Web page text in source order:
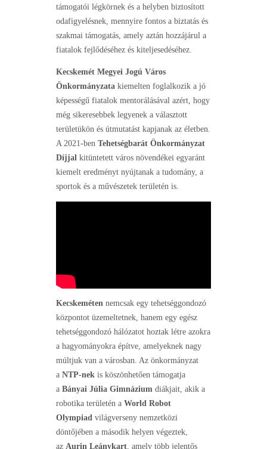
támogatói légkörnek és a helyben biztosított
odafigyelésnek, mennyire fontos a biztatás és
szakmai támogatás, amely aztán hozzájárul a
fiatalok fejlődéséhez és kiteljesedéséhez.
Kecskemét Megyei Jogú Város
Önkormányzata kiemelten foglalkozik a jó
képességű fiatalok mentorálásával azért, hogy
még sikeresebbek legyenek a választott
területükön és útmutatást kapjanak az életben.
A 2021-ben Tehetségbarát Önkormányzat
Díjjal kitüntetett város növendékei egyaránt
kiemelt eredményt nyújtanak a tudomány, a
sportok és a művészetek területén is.
Kecskeméten nemcsak egy tehetséggondozó
központot üzemeltetnek, hanem egy egész
tehetséggondozó hálózatot hoztak létre azokra
a hagyományokra építve, amelyeknek nagy
múltjuk van a városban. Az önkormányzat
a NTP-nek is köszönhetően támogatja
a Bányai Júlia Gimnázium diákjait, akik a
robotika területén a World Robot
Olympiad világverseny nemzetközi
döntőjében a második helyen végeztek,
az Aurin Leánykart, amely több jelentős